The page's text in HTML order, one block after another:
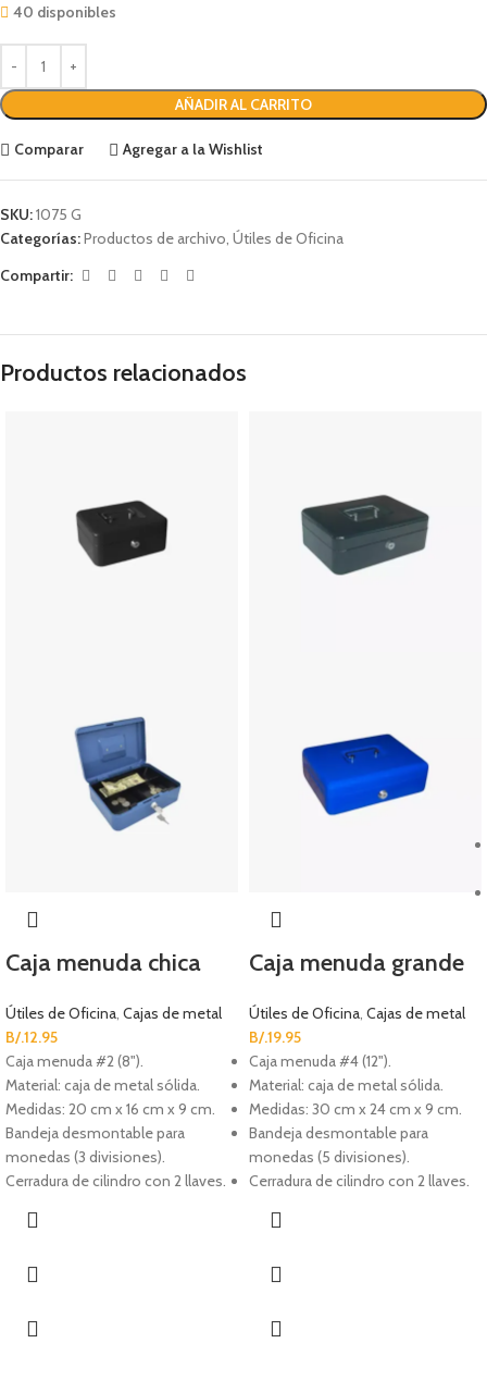
40 disponibles
AÑADIR AL CARRITO
Comparar Agregar a la Wishlist
SKU:1075 G
Categorías:Productos de archivo, Útiles de Oficina
Compartir:
Productos relacionados
Caja menuda chica
Útiles de Oficina, Cajas de metal
B/.12.95
Caja menuda #2 (8").
Material: caja de metal sólida.
Medidas: 20 cm x 16 cm x 9 cm.
Bandeja desmontable para
monedas (3 divisiones).
Cerradura de cilindro con 2 llaves.
Caja menuda grande
Útiles de Oficina, Cajas de metal
B/.19.95
Caja menuda #4 (12").
Material: caja de metal sólida.
Medidas: 30 cm x 24 cm x 9 cm.
Bandeja desmontable para
monedas (5 divisiones).
Cerradura de cilindro con 2 llaves.